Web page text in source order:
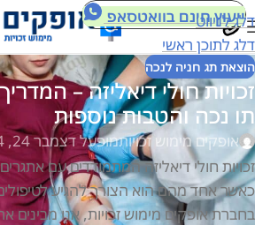
דלג לניווט
דלג לתוכן ראשי
ייעוץ חינם בוואטסאפ
הוצאת תג חניה לנכה
זכויות חולי דיאליזה –
תו נכה והטבות נוספות
אופקים מימוש זכויותמופעל דצמבר 24, 2024
זכויות חולי דיאליזה המתמודדים עם אתגרים
כאשר אחד מהם הוא הצורך להגיע
בחברת אופקים מימוש זכויות, אנו